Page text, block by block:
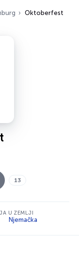
Oktoberfest
13
U ZEMLJI
Njemačka